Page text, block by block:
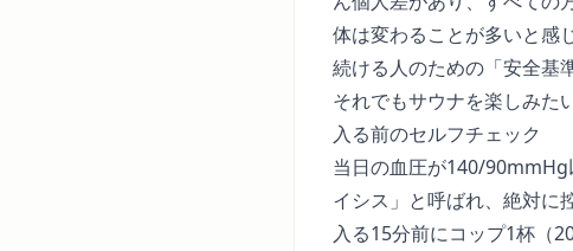
体は変わることが多いと感
続ける人のための「安全基
それでもサウナを楽しみた
入る前のセルフチェック
当日の血圧が140/
イシス」と呼ばれ、絶対に
入る15分前にコップ1杯（